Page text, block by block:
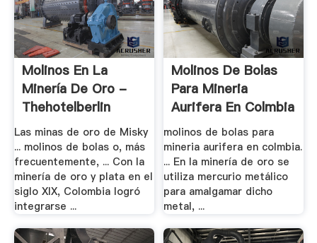
Molinos En La
Minería De Oro -
Thehotelberlin
Las minas de oro de Misky
... molinos de bolas o, más
frecuentemente, ... Con la
minería de oro y plata en el
siglo XIX, Colombia logró
integrarse ...
Molinos De Bolas
Para Mineria
Aurifera En Colmbia
molinos de bolas para
mineria aurifera en colmbia.
... En la minería de oro se
utiliza mercurio metálico
para amalgamar dicho
metal, ...